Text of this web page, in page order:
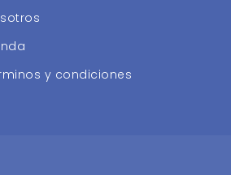
y condiciones